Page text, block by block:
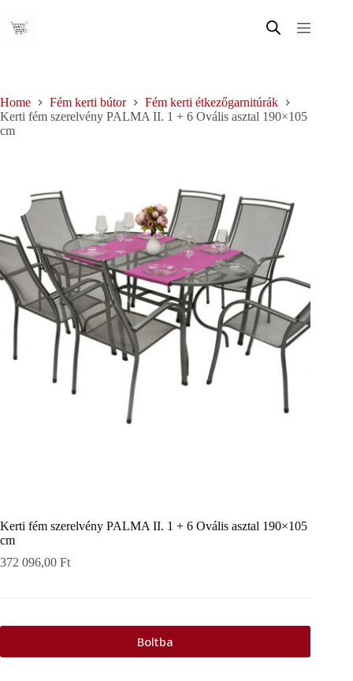
content
Home Fém kerti bútor
Fém kerti étkezőgarnitúrák
Kerti fém szerelvény PALMA II. 1 + 6 Ovális asztal 190×105
cm
Kerti fém szerelvény PALMA II. 1 + 6 Ovális asztal 190×105
cm
372 096,00 Ft
Boltba